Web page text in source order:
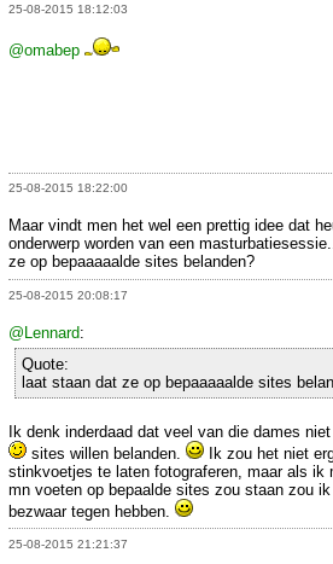
25-08-2015 18:12:03
@omabep
25-08-2015 18:22:00
Maar vindt men het wel een prettig idee dat
onderwerp worden van een
ze op bepaaaaalde sites belanden?
25-08-2015 20:08:17
@Lennard:
Quote:
laat staan dat ze op bepaaaaalde sites
Ik denk inderdaad dat veel van die dames
sites willen belanden.
Ik zou het niet
stinkvoetjes te laten fotograferen, maar als ik
mn voeten op bepaalde sites zou staan zou
bezwaar tegen hebben.
25-08-2015 21:21:37